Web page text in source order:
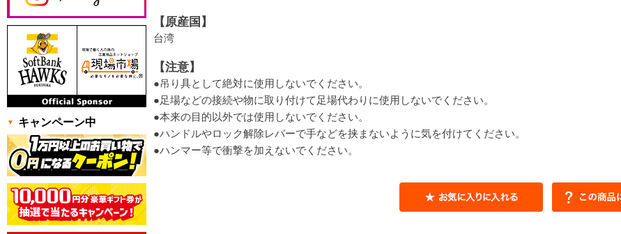
【原産国】
台湾
【注意】
●吊り具として絶対に使用しないでください。
●足場などの接続や物に取り付けて足場代わりに使用しないでください。
●本来の目的以外では使用しないでください。
●ハンドルやロック解除レバーで手などを挟まないように気を付けてください。
●ハンマー等で衝撃を加えないでください。
キャンペーン中